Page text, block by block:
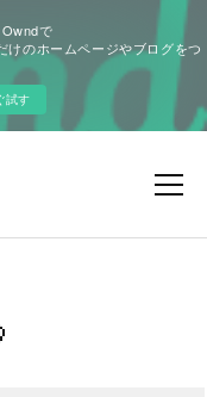
で
けのホームページやブログをつ
試す